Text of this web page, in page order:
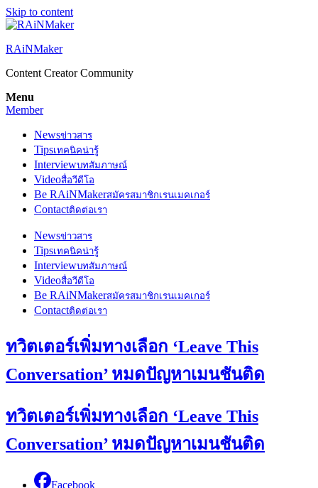
Skip to content
RAiNMaker
Content Creator Community
Menu
Member
Newsข่าวสาร
Tipsเทคนิคน่ารู้
Interviewบทสัมภาษณ์
Videoสื่อวีดีโอ
Be RAiNMakerสมัครสมาชิกเรนเมคเกอร์
Contactติดต่อเรา
Newsข่าวสาร
Tipsเทคนิคน่ารู้
Interviewบทสัมภาษณ์
Videoสื่อวีดีโอ
Be RAiNMakerสมัครสมาชิกเรนเมคเกอร์
Contactติดต่อเรา
ทวิตเตอร์เพิ่มทางเลือก ‘Leave This
Conversation’ หมดปัญหาเมนชันติด
ทวิตเตอร์เพิ่มทางเลือก ‘Leave This
Conversation’ หมดปัญหาเมนชันติด
Facebook